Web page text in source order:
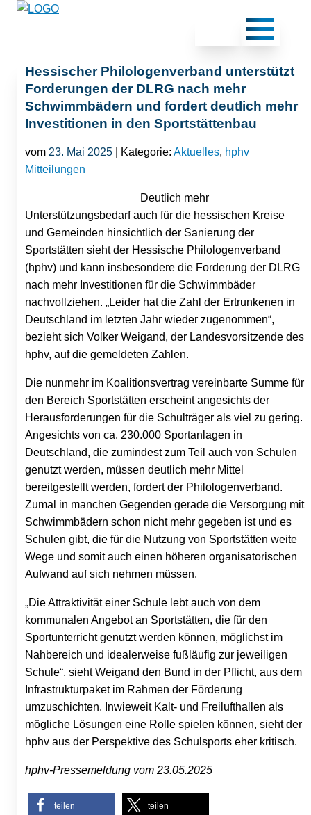
Hessischer Philologenverband unterstützt
Forderungen der DLRG nach mehr
Schwimmbädern und fordert deutlich mehr
Investitionen in den Sportstättenbau
vom 23. Mai 2025 | Kategorie: Aktuelles, hphv
Mitteilungen
Deutlich mehr
Unterstützungsbedarf auch für die hessischen Kreise
und Gemeinden hinsichtlich der Sanierung der
Sportstätten sieht der Hessische Philologenverband
(hphv) und kann insbesondere die Forderung der DLRG
nach mehr Investitionen für die Schwimmbäder
nachvollziehen. „Leider hat die Zahl der Ertrunkenen in
Deutschland im letzten Jahr wieder zugenommen“,
bezieht sich Volker Weigand, der Landesvorsitzende des
hphv, auf die gemeldeten Zahlen.
Die nunmehr im Koalitionsvertrag vereinbarte Summe für
den Bereich Sportstätten erscheint angesichts der
Herausforderungen für die Schulträger als viel zu gering.
Angesichts von ca. 230.000 Sportanlagen in
Deutschland, die zumindest zum Teil auch von Schulen
genutzt werden, müssen deutlich mehr Mittel
bereitgestellt werden, fordert der Philologenverband.
Zumal in manchen Gegenden gerade die Versorgung mit
Schwimmbädern schon nicht mehr gegeben ist und es
Schulen gibt, die für die Nutzung von Sportstätten weite
Wege und somit auch einen höheren organisatorischen
Aufwand auf sich nehmen müssen.
„Die Attraktivität einer Schule lebt auch von dem
kommunalen Angebot an Sportstätten, die für den
Sportunterricht genutzt werden können, möglichst im
Nahbereich und idealerweise fußläufig zur jeweiligen
Schule“, sieht Weigand den Bund in der Pflicht, aus dem
Infrastrukturpaket im Rahmen der Förderung
umzuschichten. Inwieweit Kalt- und Freilufthallen als
mögliche Lösungen eine Rolle spielen können, sieht der
hphv aus der Perspektive des Schulsports eher kritisch.
hphv-Pressemeldung vom 23.05.2025
teilen teilen